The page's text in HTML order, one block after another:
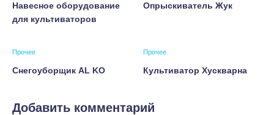
Навесное оборудование
для культиваторов
Опрыскиватель Жук
Прочее
Снегоуборщик AL KO
Прочее
Культиватор Хускварна
Добавить комментарий